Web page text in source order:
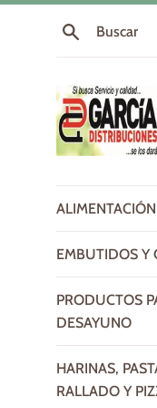
directamente
contenido
Buscar
EMBUTIDOS Y
PRODUCTOS
DESAYUNO
HARINAS,
RALLADO Y